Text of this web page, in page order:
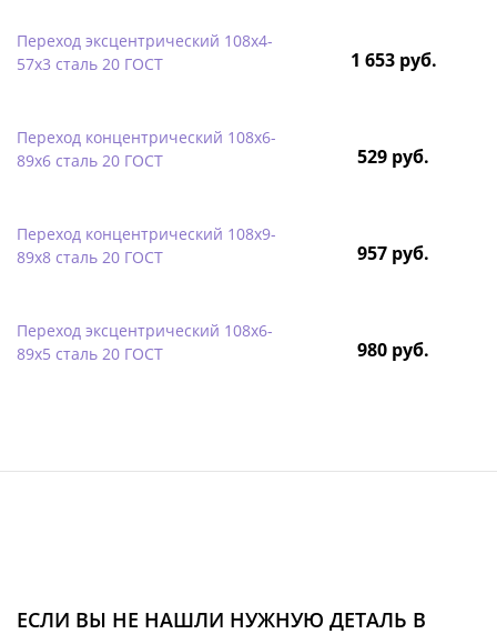
Переход эксцентрический 108х4-
57х3 сталь 20 ГОСТ
1 653 руб.
Переход концентрический 108х6-
89х6 сталь 20 ГОСТ
529 руб.
Переход концентрический 108х9-
89х8 сталь 20 ГОСТ
957 руб.
Переход эксцентрический 108х6-
89х5 сталь 20 ГОСТ
980 руб.
ЕСЛИ ВЫ НЕ НАШЛИ НУЖНУЮ ДЕТАЛЬ В